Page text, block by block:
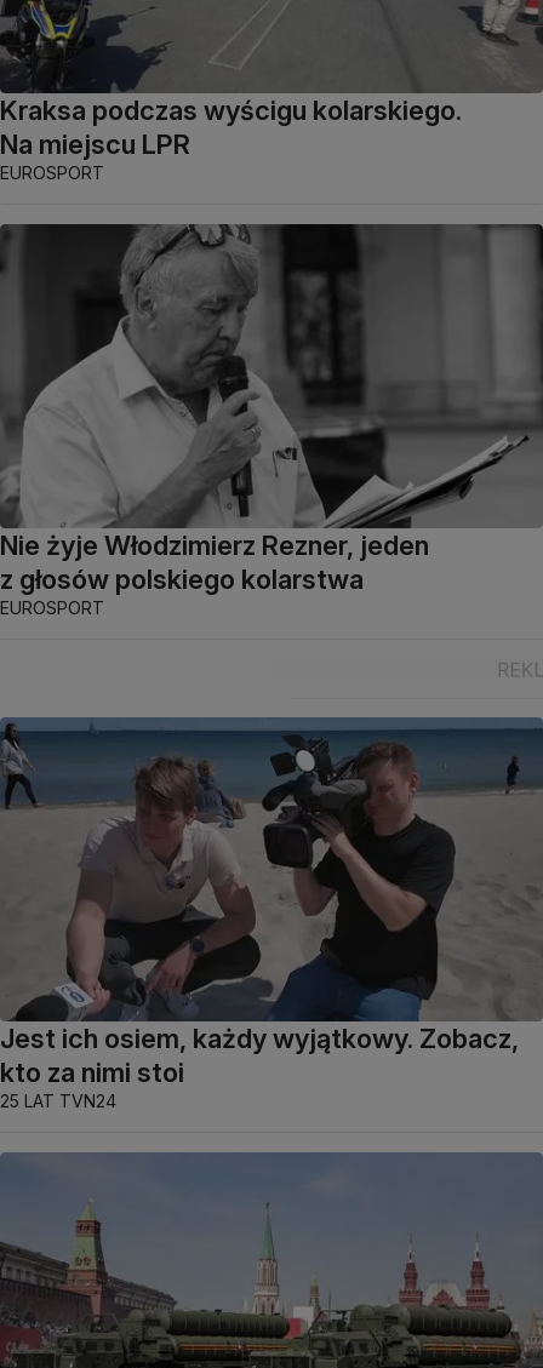
Kraksa podczas wyścigu kolarskiego.
Na miejscu LPR
EUROSPORT
Nie żyje Włodzimierz Rezner, jeden
z głosów polskiego kolarstwa
EUROSPORT
Jest ich osiem, każdy wyjątkowy. Zobacz,
kto za nimi stoi
25 LAT TVN24